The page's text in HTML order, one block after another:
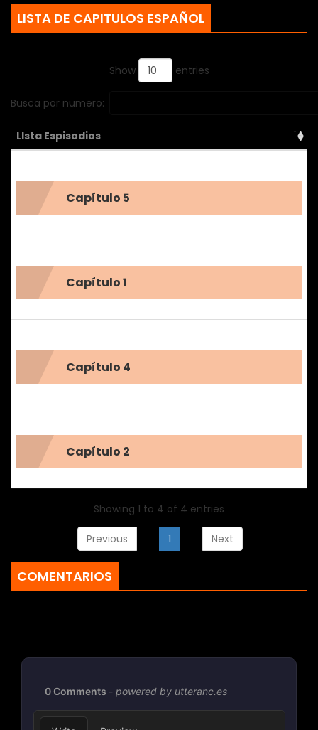
Muzyho esta asustada. Asustada de ver a Hikaru Nagumi de
nuevo, el chico que la beso en la secundaria&hellip;
LISTA DE CAPITULOS ESPAÑOL
Show entries
Busca por numero:
LIsta Espisodios
Capítulo 5
Capítulo 1
Capítulo 4
Capítulo 2
Showing 1 to 4 of 4 entries
Previous 1 Next
COMENTARIOS